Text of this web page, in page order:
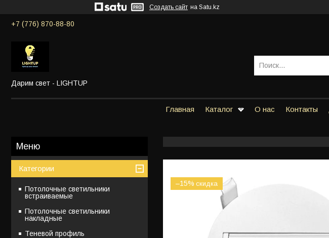
Создать сайт на Satu.kz
+7 (776) 870-88-80
Дарим свет - LIGHTUP
Главная Каталог О нас Контакты
–15%
Категории
Потолочные светильники
встраиваемые
Потолочные светильники
накладные
Теневой профиль